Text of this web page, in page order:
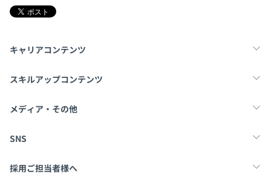
キャリアコンテンツ
転職・キャリア
スキルアップコンテンツ
学習
メディア・その他
Tech Team Journal
SNS
X
採用ご担当者様へ